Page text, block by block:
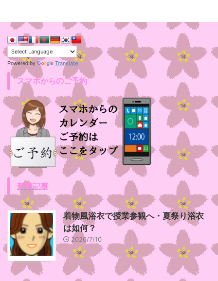
Powered by Translate
スマホからのご予約
新着記事
着物風浴衣で授業参観へ・夏祭り浴衣
は如何？
2026/7/10